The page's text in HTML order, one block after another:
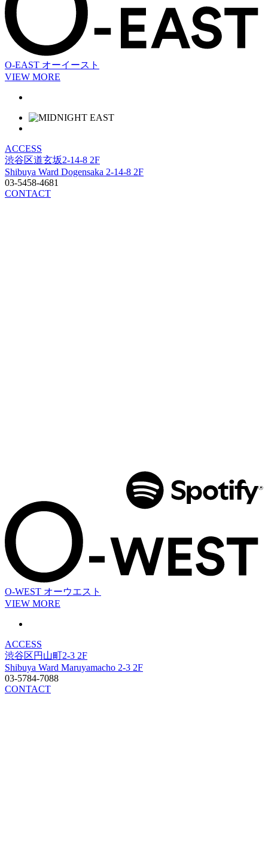
O-EAST オーイースト
VIEW MORE
ACCESS
渋谷区道玄坂2-14-8 2F
Shibuya Ward Dogensaka 2-14-8 2F
03-5458-4681
CONTACT
O-WEST オーウエスト
VIEW MORE
ACCESS
渋谷区円山町2-3 2F
Shibuya Ward Maruyamacho 2-3 2F
03-5784-7088
CONTACT